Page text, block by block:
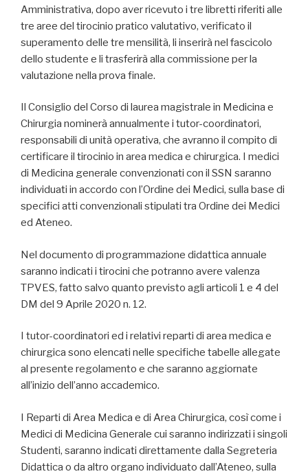
Amministrativa, dopo aver ricevuto i tre libretti riferiti alle
tre aree del tirocinio pratico valutativo, verificato il
superamento delle tre mensilità, li inserirà nel fascicolo
dello studente e li trasferirà alla commissione per la
valutazione nella prova finale.
Il Consiglio del Corso di laurea magistrale in Medicina e
Chirurgia nominerà annualmente i tutor-coordinatori,
responsabili di unità operativa, che avranno il compito di
certificare il tirocinio in area medica e chirurgica. I medici
di Medicina generale convenzionati con il SSN saranno
individuati in accordo con l’Ordine dei Medici, sulla base di
specifici atti convenzionali stipulati tra Ordine dei Medici
ed Ateneo.
Nel documento di programmazione didattica annuale
saranno indicati i tirocini che potranno avere valenza
TPVES, fatto salvo quanto previsto agli articoli 1 e 4 del
DM del 9 Aprile 2020 n. 12.
I tutor-coordinatori ed i relativi reparti di area medica e
chirurgica sono elencati nelle specifiche tabelle allegate
al presente regolamento e che saranno aggiornate
all’inizio dell’anno accademico.
I Reparti di Area Medica e di Area Chirurgica, così come i
Medici di Medicina Generale cui saranno indirizzati i singoli
Studenti, saranno indicati direttamente dalla Segreteria
Didattica o da altro organo individuato dall’Ateneo, sulla